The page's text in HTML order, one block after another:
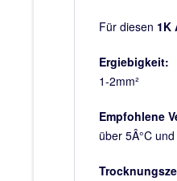
Für diesen 1K
Ergiebigkeit:
1-2mm²
Empfohlene
über 5Â°C